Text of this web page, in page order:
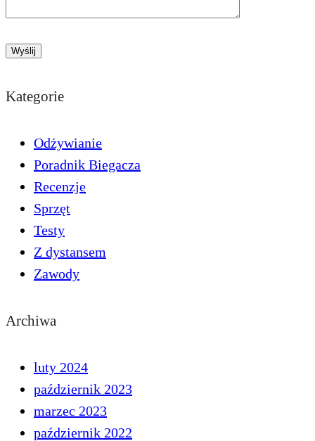
Kategorie
Odżywianie
Poradnik Biegacza
Recenzje
Sprzęt
Testy
Z dystansem
Zawody
Archiwa
luty 2024
październik 2023
marzec 2023
październik 2022